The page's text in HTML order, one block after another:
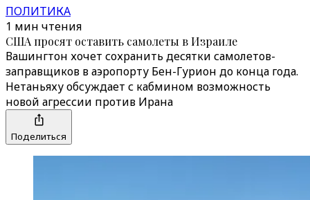
ПОЛИТИКА
1 мин чтения
США просят оставить самолеты в Израиле
Вашингтон хочет сохранить десятки самолетов-
заправщиков в аэропорту Бен-Гурион до конца года.
Нетаньяху обсуждает с кабмином возможность
новой агрессии против Ирана
Поделиться